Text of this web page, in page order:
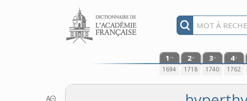
Aller au contenu
1 re
1694
2e
1718
3e
1740
4e
1762